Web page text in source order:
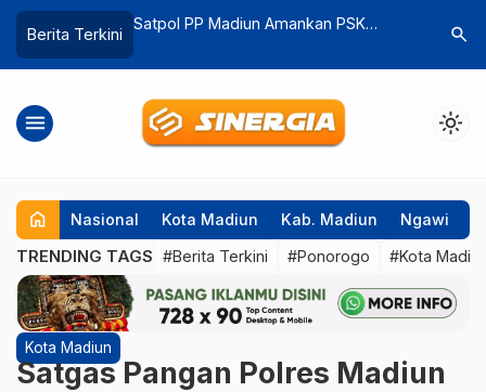
Berita Terkini
Pawai Budaya Meriahkan HUT ke-80
Atraksi Tradisi
Marak
search
menu light_mode
home Nasional Kota Madiun Kab. Madiun Ngawi
TRENDING TAGS #Berita Terkini #Ponorogo #Kota
Kota Madiun
Satgas Pangan Polres Madiun